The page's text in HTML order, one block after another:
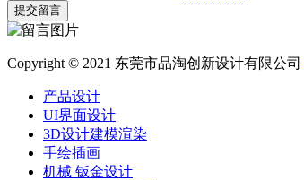
Copyright © 2021 东莞市品淘创新设计有限公司
产品设计
UI界面设计
3D设计建模渲染
手绘插画
机械 钣金设计